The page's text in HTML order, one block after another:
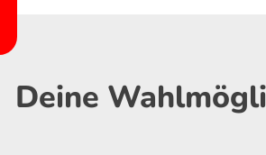
Deine